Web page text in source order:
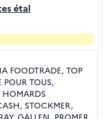
étal
FOODTRADE, TOP
POUR TOUS,
HOMARDS
STOCKMER,
GALLEN, PROMER